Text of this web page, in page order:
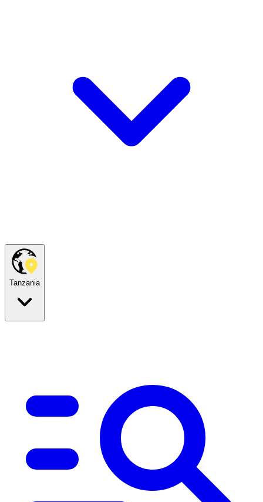
Tanzania